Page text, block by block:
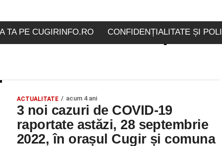
TA PE CUGIRINFO.RO CONFIDENȚIALITATE ȘI
etichetate "28
ACTUALITATE acum 4 ani
3 noi cazuri de COVID-19
raportate astăzi, 28 septembrie
2022, în orașul Cugir și comuna